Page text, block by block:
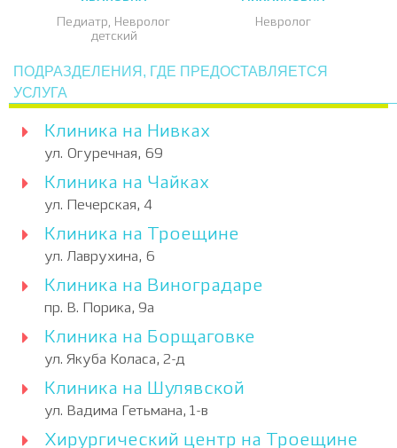
Педиатр, Невролог
детский
Невролог
ПОДРАЗДЕЛЕНИЯ, ГДЕ ПРЕДОСТАВЛЯЕТСЯ
УСЛУГА
Клиника на Нивках
ул. Огуречная, 69
Клиника на Чайках
ул. Печерская, 4
Клиника на Троещине
ул. Лаврухина, 6
Клиника на Виноградаре
пр. В. Порика, 9а
Клиника на Борщаговке
ул. Якуба Коласа, 2-д
Клиника на Шулявской
ул. Вадима Гетьмана, 1-в
Хирургический центр на Троещине